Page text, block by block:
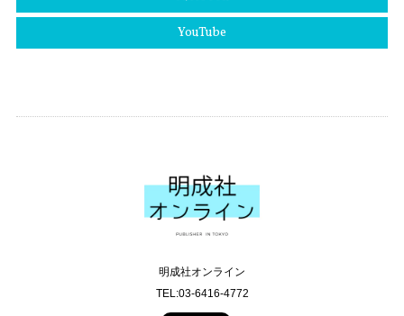
YouTube
明成社オンライン
TEL:03-6416-4772